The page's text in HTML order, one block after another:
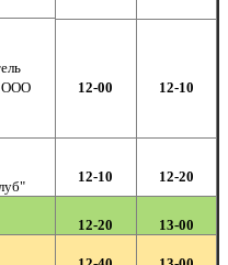
ООО
12-00 12-10
12-10 12-20
12-20 13-00